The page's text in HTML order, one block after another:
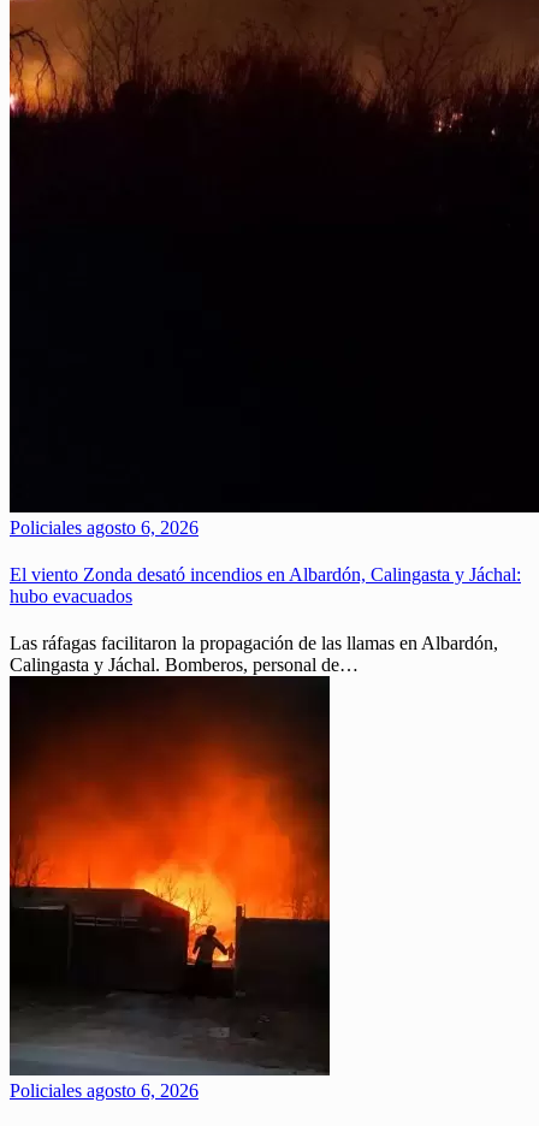
Policiales agosto 6, 2026
El viento Zonda desató incendios en Albardón, Calingasta y Jáchal:
hubo evacuados
Las ráfagas facilitaron la propagación de las llamas en Albardón,
Calingasta y Jáchal. Bomberos, personal de…
Policiales agosto 6, 2026